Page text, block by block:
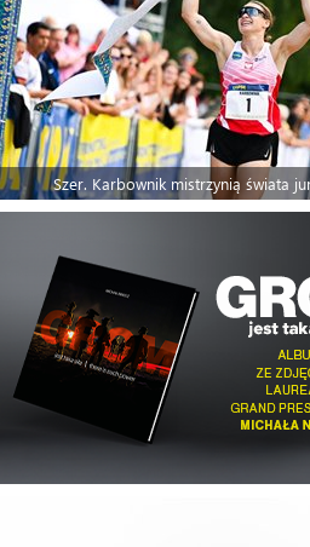
Szer. Karbownik mistrzynią świata